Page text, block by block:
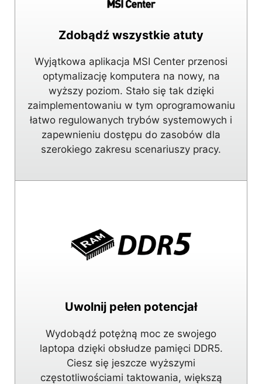
Zdobądź wszystkie atuty
Wyjątkowa aplikacja MSI Center przenosi
optymalizację komputera na nowy, na
wyższy poziom. Stało się tak dzięki
zaimplementowaniu w tym oprogramowaniu
łatwo regulowanych trybów systemowych i
zapewnieniu dostępu do zasobów dla
szerokiego zakresu scenariuszy pracy.
Uwolnij pełen potencjał
Wydobądź potężną moc ze swojego
laptopa dzięki obsłudze pamięci DDR5.
Ciesz się jeszcze wyższymi
częstotliwościami taktowania, większą